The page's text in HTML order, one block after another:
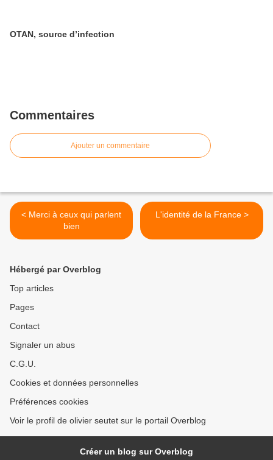
OTAN, source d’infection
Commentaires
Ajouter un commentaire
< Merci à ceux qui parlent
bien
L'identité de la France >
Hébergé par Overblog
Top articles
Pages
Contact
Signaler un abus
C.G.U.
Cookies et données personnelles
Préférences cookies
Voir le profil de olivier seutet sur le portail Overblog
Créer un blog sur Overblog